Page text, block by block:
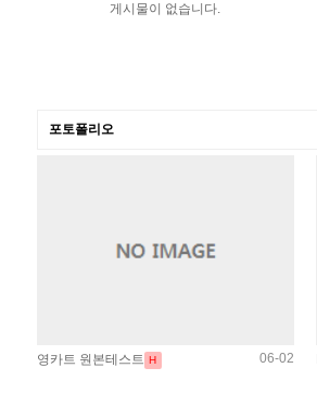
게시물이 없습니다.
포토폴리오
영카트 원본테스트 H 06-02